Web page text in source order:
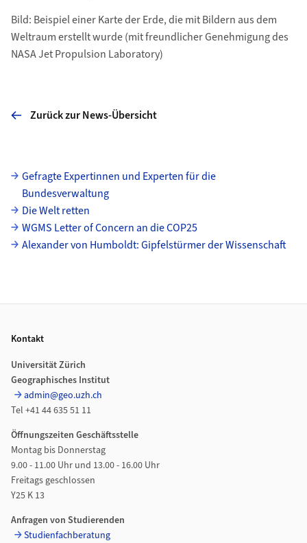
Bild: Beispiel einer Karte der Erde, die mit Bildern aus dem
Weltraum erstellt wurde (mit freundlicher Genehmigung des
NASA Jet Propulsion Laboratory)
Zurück zur News-Übersicht
Unterseiten
Gefragte Expertinnen und Experten für die
Bundesverwaltung
Die Welt retten
WGMS Letter of Concern an die COP25
Alexander von Humboldt: Gipfelstürmer der Wissenschaft
Kontakt
Universität Zürich
Geographisches Institut
admin@geo.uzh.ch
Tel +41 44 635 51 11
Öffnungszeiten Geschäftsstelle
Montag bis Donnerstag
9.00 - 11.00 Uhr und 13.00 - 16.00 Uhr
Freitags geschlossen
Y25 K 13
Anfragen von Studierenden
Studienfachberatung